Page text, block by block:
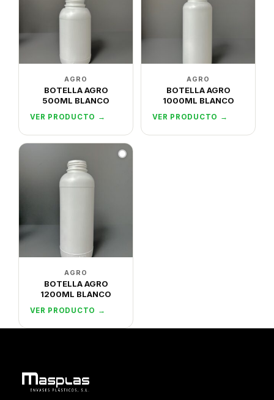
AGRO
BOTELLA AGRO
500ML BLANCO
VER PRODUCTO →
AGRO
BOTELLA AGRO
1000ML BLANCO
VER PRODUCTO →
AGRO
BOTELLA AGRO
1200ML BLANCO
VER PRODUCTO →